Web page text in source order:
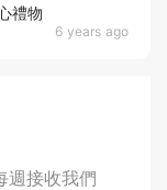
6 years ago
禮物
週接收我們